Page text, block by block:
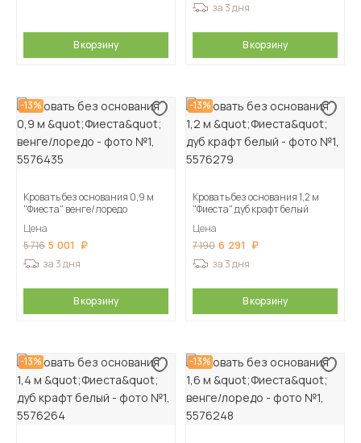
В корзину
за 3 дня
В корзину
-13%
Кровать без основания 0,9 м
"Фиеста" венге/лоредо
Цена
5 716 5 001
за 3 дня
В корзину
-13%
Кровать без основания 1,2 м
"Фиеста" дуб крафт белый
Цена
7 190 6 291
за 3 дня
В корзину
-13% -13%